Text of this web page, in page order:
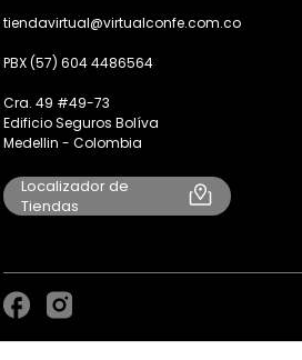
tiendavirtual@virtualconfe.com.co
PBX (57) 604 4486564
Cra. 49 #49-73
Edificio Seguros Bolíva
Medellin - Colombia
Localizador de
Tiendas